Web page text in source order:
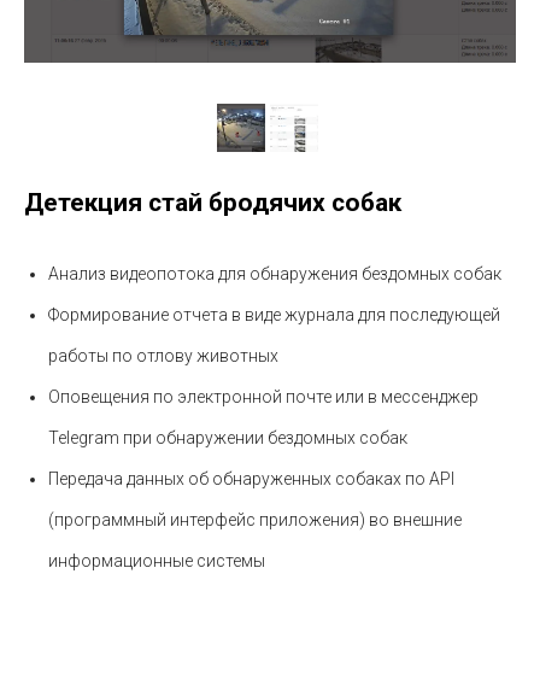
Детекция стай бродячих собак
Анализ видеопотока для обнаружения бездомных собак
Формирование отчета в виде журнала для последующей
работы по отлову животных
Оповещения по электронной почте или в мессенджер
Telegram при обнаружении бездомных собак
Передача данных об обнаруженных собаках по API
(программный интерфейс приложения) во внешние
информационные системы